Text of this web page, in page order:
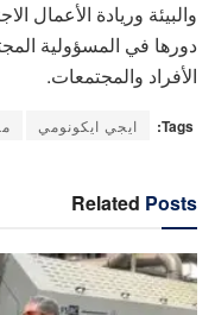
والبيئة وريادة الأعمال
دورها في المسؤولية
الأفراد والمجتمعات.
Tags: ايجي ايكونومي
Related Posts